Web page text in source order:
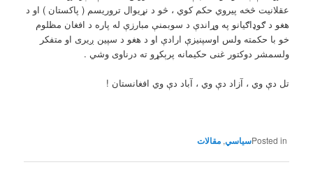
عقلانيت څخه پيروي حکم کوي ، څو د نړيوال تروريسم ( پاکستان ) او د
هغو د ګوډاګيانو په وړاندې د سوبمنې مبارزې له پاره د افغان مظلوم
خو با حکمته ولس اوسپنيزې ارادې او د هغو د سپين ږيری او متفکر
ولسمشر دوکتور غنی حکيمانه پرېکړو ته درناوی وشي .
تل دې وي ، آزاد دې وي ، آباد دې وي افغانستان !
Posted in
,مقالات